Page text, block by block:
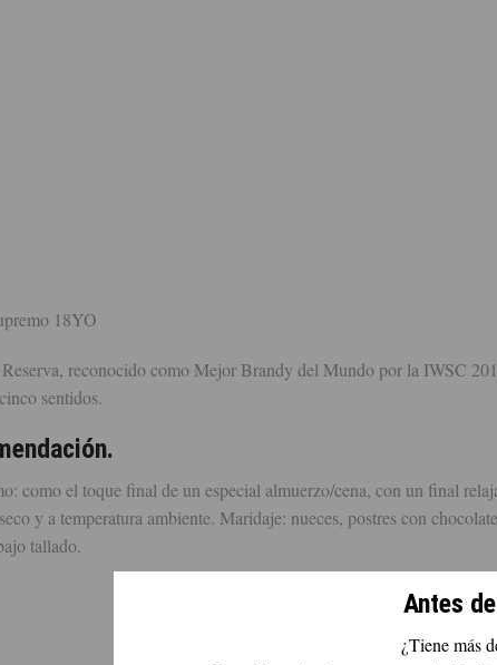
Antes
¿Tiene más
18YO
reconocido como Mejor Brandy del Mundo por la IWSC
sentidos.
como el toque final de un especial almuerzo/cena, con un final
y a temperatura ambiente. Maridaje: nueces, postres con
tallado.